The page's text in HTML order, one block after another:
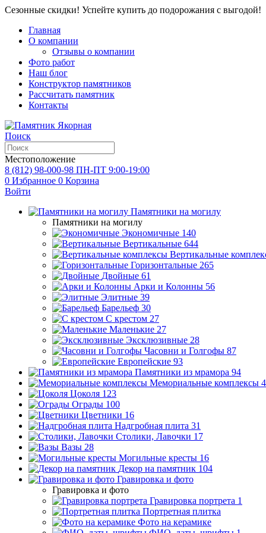
Сезонные скидки! Успейте купить до подорожания с выгодой!
Главная
О компании
Отзывы о компании
Фото работ
Наш блог
Конструктор памятников
Рассчитать памятник
Контакты
Поиск
Местоположение
8 (812) 98-000-98 ПН-ПТ 9:00-19:00
0 Избранное 0 Корзина
Войти
Памятники на могилу
Памятники на могилу
Экономичные 140
Вертикальные 644
Вертикальные
Горизонтальные 265
Двойные 61
Арки и Колонны 56
Элитные 39
Барельеф 30
С крестом 27
Маленькие 27
Эксклюзивные 28
Часовни и Голгофы 87
Европейские 93
Памятники из мрамора 94
Мемориальные комплексы
Цоколя 123
Ограды 100
Цветники 16
Надгробная плита 31
Столики, Лавочки 17
Вазы 28
Могильные кресты 16
Декор на памятник 104
Гравировка и фото
Гравировка и фото
Гравировка портрета 1
Портретная плитка
Фото на керамике